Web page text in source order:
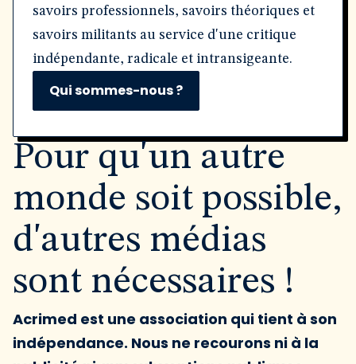
savoirs professionnels, savoirs théoriques et
savoirs militants au service d'une critique
indépendante, radicale et intransigeante.
Qui sommes-nous ?
Pour qu'un autre
monde soit possible,
d'autres médias
sont nécessaires !
Acrimed est une association qui tient à son
indépendance. Nous ne recourons ni à la